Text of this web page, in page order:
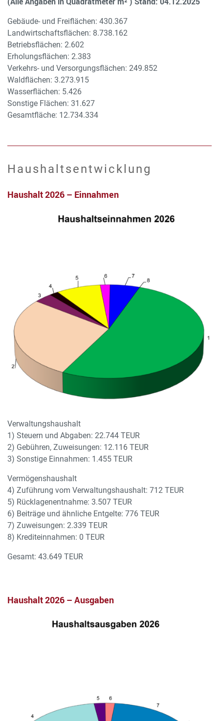
Gebäude- und Freiflächen: 430.367
Landwirtschaftsflächen: 8.738.162
Betriebsflächen: 2.602
Erholungsflächen: 2.383
Verkehrs- und Versorgungsflächen: 249.852
Waldflächen: 3.273.915
Wasserflächen: 5.426
Sonstige Flächen: 31.627
Gesamtfläche: 12.734.334
Haushaltsentwicklung
Haushalt 2026 – Einnahmen
Verwaltungshaushalt
1) Steuern und Abgaben: 22.744 TEUR
2) Gebühren, Zuweisungen: 12.116 TEUR
3) Sonstige Einnahmen: 1.455 TEUR
Vermögenshaushalt
4) Zuführung vom Verwaltungshaushalt: 712 TEUR
5) Rücklagenentnahme: 3.507 TEUR
6) Beiträge und ähnliche Entgelte: 776 TEUR
7) Zuweisungen: 2.339 TEUR
8) Krediteinnahmen: 0 TEUR
Gesamt: 43.649 TEUR
Haushalt 2026 – Ausgaben